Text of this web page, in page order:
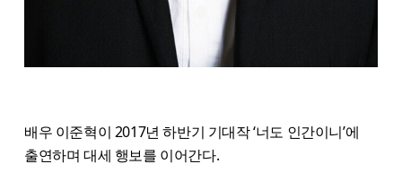
배우 이준혁이 2017년 하반기 기대작 ‘너도 인간이니’에
출연하며 대세 행보를 이어간다.